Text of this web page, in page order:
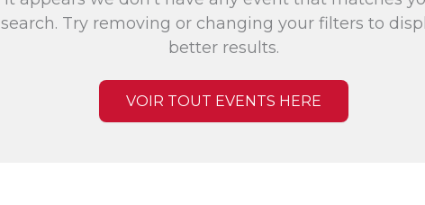
search. Try removing or changing your filters to
better results.
VOIR TOUT EVENTS HERE